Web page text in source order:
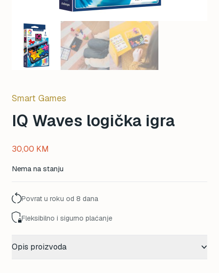
Smart Games
IQ Waves logička igra
30,00 KM
Nema na stanju
Povrat u roku od 8 dana
Fleksibilno i sigurno plaćanje
Opis proizvoda